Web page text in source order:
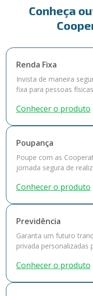
Conheça
Renda Fixa
Invista de maneira
fixa para pessoas
Conhecer o produto
Poupança
Poupe com as
jornada segura de
Conhecer o produto
Previdência
Garanta um futuro
privada personalizadas
Conhecer o produto